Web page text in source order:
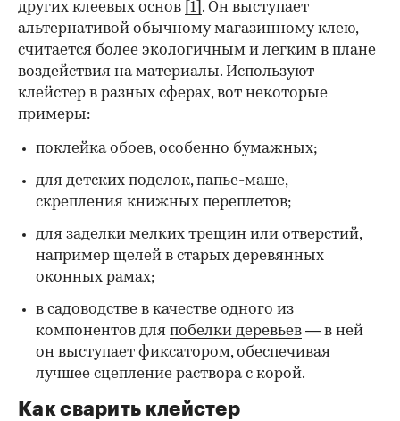
00:00 / 00:00
других клеевых основ [1] . Он выступает
альтернативой обычному магазинному клею,
считается более экологичным и легким в плане
воздействия на материалы. Используют
клейстер в разных сферах, вот некоторые
примеры:
поклейка обоев, особенно бумажных;
для детских поделок, папье-маше,
скрепления книжных переплетов;
для заделки мелких трещин или отверстий,
например щелей в старых деревянных
оконных рамах;
в садоводстве в качестве одного из
компонентов для побелки деревьев — в ней
он выступает фиксатором, обеспечивая
лучшее сцепление раствора с корой.
Как сварить клейстер